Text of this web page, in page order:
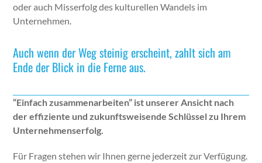
oder auch Mis­ser­folg des kul­turellen Wan­dels im
Unternehmen.
Auch wenn der Weg steinig erscheint, zahlt sich am
Ende der Blick in die Ferne aus.
“Ein­fach zusam­me­nar­beit­en” ist unser­er Ansicht nach
der effiziente und zukun­ftsweisende Schlüs­sel zu Ihrem
Unternehmenser­folg.
Für Fra­gen ste­hen wir Ihnen gerne jed­erzeit zur Ver­fü­gung.